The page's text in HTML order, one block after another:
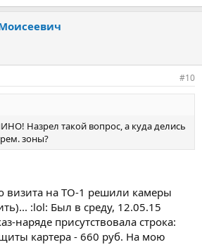
#10
Назрел такой вопрос, а куда делись
зоны?
визита на ТО-1 решили камеры
:lol: Был в среду, 12.05.15
наряде присутствовала строка:
картера - 660 руб. На мою